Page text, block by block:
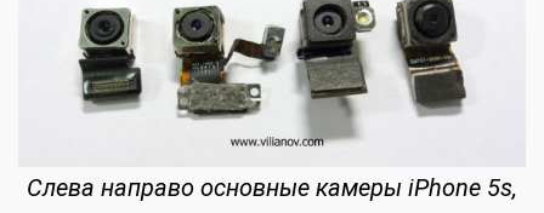
Слева направо основные камеры iPhone 5s,